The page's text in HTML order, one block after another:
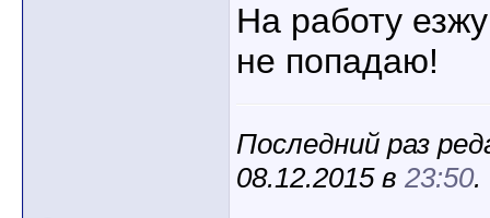
На работу
не попадаю!
Последний раз
08.12.2015 в 23:50.